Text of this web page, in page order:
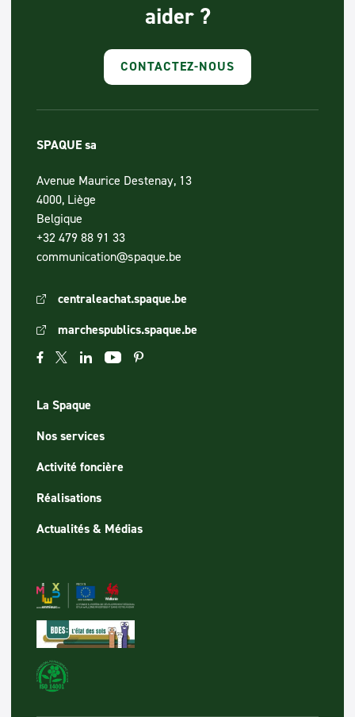
aider ?
CONTACTEZ-NOUS
SPAQUE sa
Avenue Maurice Destenay, 13
4000, Liège
Belgique
+32 479 88 91 33
communication@spaque.be
centraleachat.spaque.be
marchespublics.spaque.be
La Spaque
Nos services
Activité foncière
Réalisations
Actualités & Médias